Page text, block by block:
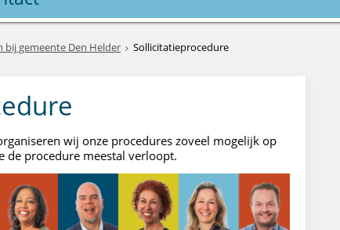
bij gemeente Den Helder Sollicitatieprocedure
wij onze procedures zoveel mogelijk op
de procedure meestal verloopt.